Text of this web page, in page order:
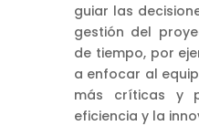
guiar las
gestión del
de tiempo, por
a enfocar al
más críticas y
eficiencia y la